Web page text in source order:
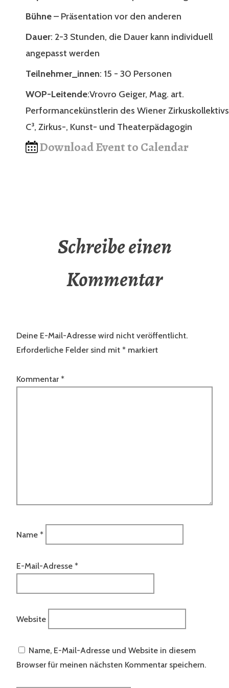
Bühne– Präsentation vor den anderen
Dauer: 2-3 Stunden, die Dauer kann individuell
angepasst werden
Teilnehmer_innen: 15 - 30 Personen
WOP-Leitende:Vrovro Geiger, Mag. art.
Performancekünstlerin des Wiener Zirkuskollektivs
C³, Zirkus-, Kunst- und Theaterpädagogin
Download Event to Calendar
Schreibe einen
Kommentar
Deine E-Mail-Adresse wird nicht veröffentlicht.
Erforderliche Felder sind mit * markiert
Kommentar *
Name *
E-Mail-Adresse *
Website
Name, E-Mail-Adresse und Website in diesem
Browser für meinen nächsten Kommentar speichern.